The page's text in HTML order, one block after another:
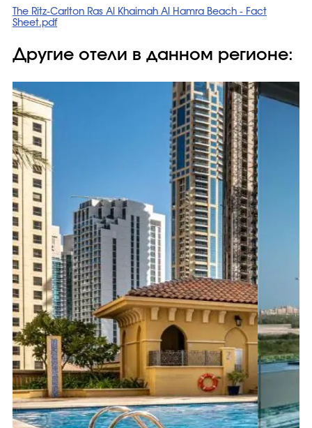
The Ritz-Carlton Ras Al Khaimah Al Hamra Beach - Fact
Sheet.pdf
Другие отели в данном регионе: